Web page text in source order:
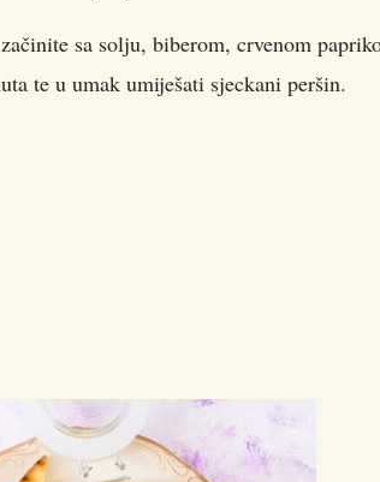
sa solju, biberom, crvenom
te u umak umiješati sjeckani peršin.